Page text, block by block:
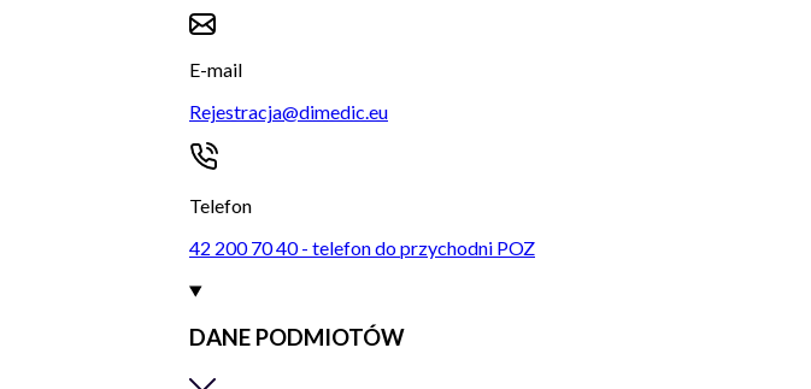
E-mail
Rejestracja@dimedic.eu
Telefon
42 200 70 40 - telefon do przychodni POZ
DANE PODMIOTÓW